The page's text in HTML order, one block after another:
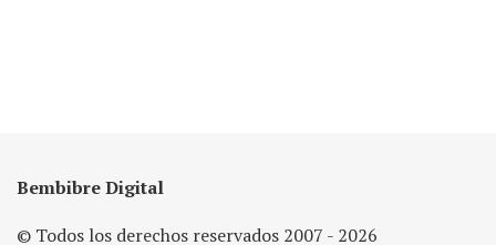
Bembibre Digital
© Todos los derechos reservados 2007 - 2026